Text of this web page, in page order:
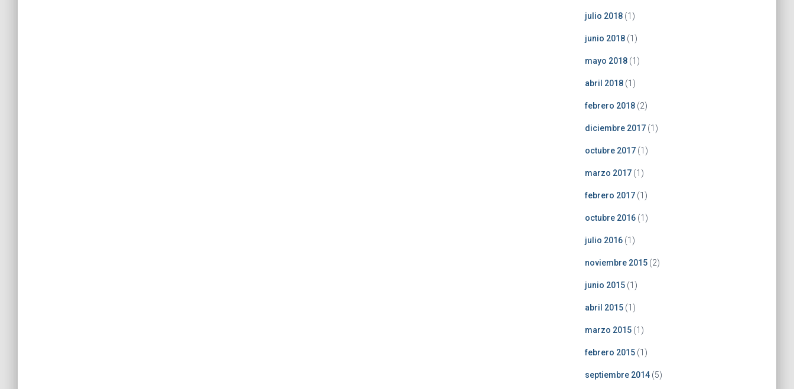
julio 2018(1)
junio 2018(1)
mayo 2018(1)
abril 2018(1)
febrero 2018(2)
diciembre 2017(1)
octubre 2017(1)
marzo 2017(1)
febrero 2017(1)
octubre 2016(1)
julio 2016(1)
noviembre 2015(2)
junio 2015(1)
abril 2015(1)
marzo 2015(1)
febrero 2015(1)
septiembre 2014(5)